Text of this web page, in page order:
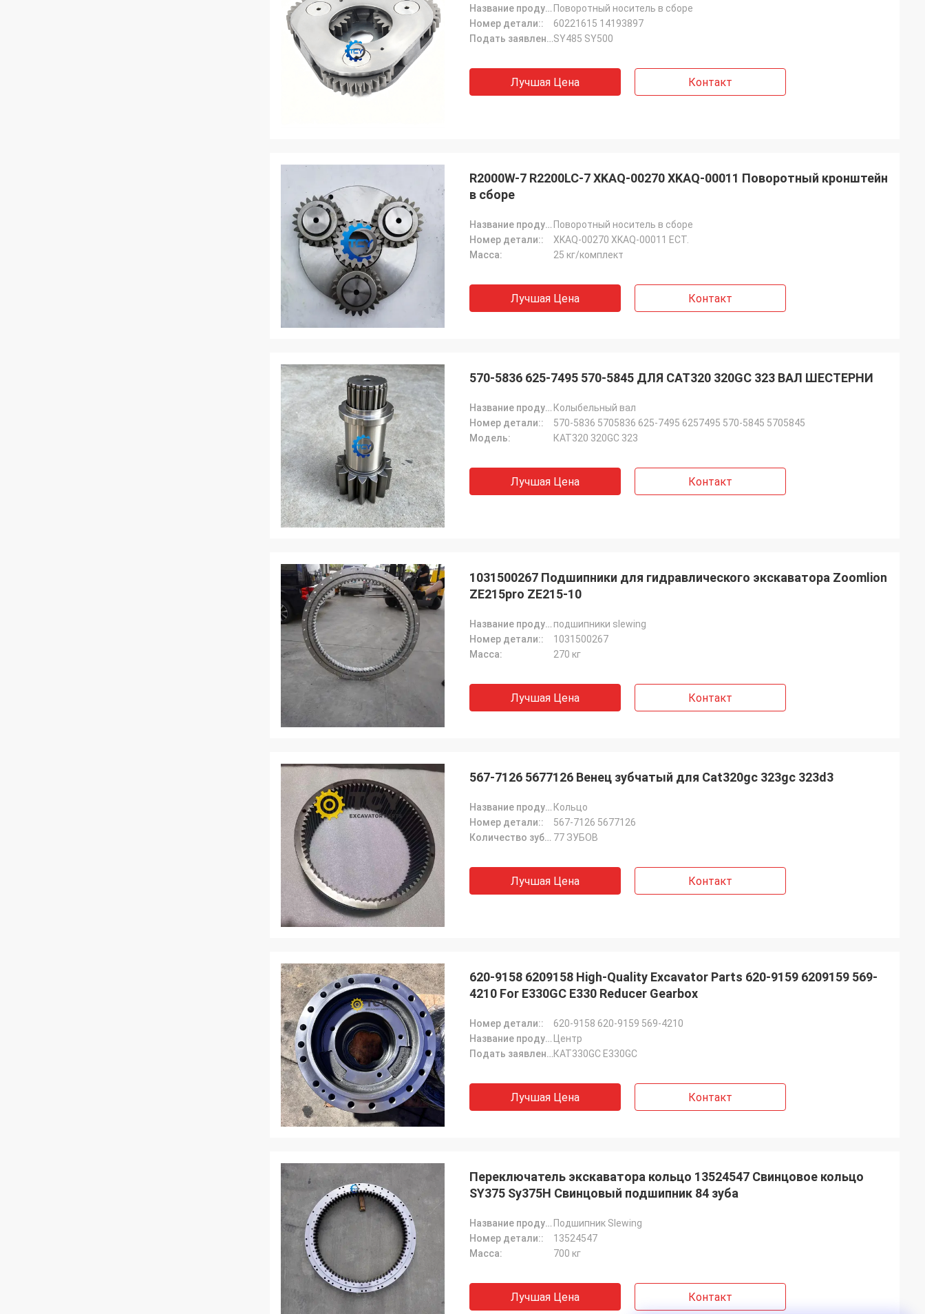
Название продукта:: Поворотный носитель в сборе
Номер детали::
60221615 14193897
Подать заявление:SY485 SY500
Лучшая Цена Контакт
R2000W-7 R2200LC-7 XKAQ-00270 XKAQ-00011 Поворотный кронштейн
в сборе
Название продукта:: Поворотный носитель в сборе
Номер детали::
XKAQ-00270 XKAQ-00011 ECT.
Масса:
25 кг/комплект
Лучшая Цена Контакт
570-5836 625-7495 570-5845 ДЛЯ CAT320 320GC 323 ВАЛ ШЕСТЕРНИ
Название продукта:: Колыбельный вал
Номер детали::
570-5836 5705836 625-7495 6257495 570-5845 5705845
Модель:
КАТ320 320GC 323
Лучшая Цена Контакт
1031500267 Подшипники для гидравлического экскаватора Zoomlion
ZE215pro ZE215-10
Название продукта:: подшипники slewing
Номер детали::
1031500267
Масса:
270 кг
Лучшая Цена Контакт
567-7126 5677126 Венец зубчатый для Cat320gc 323gc 323d3
Название продукта:: Кольцо
Номер детали::
567-7126 5677126
Количество зубов: 77 ЗУБОВ
Лучшая Цена Контакт
620-9158 6209158 High-Quality Excavator Parts 620-9159 6209159 569-
4210 For E330GC E330 Reducer Gearbox
Номер детали::
620-9158 620-9159 569-4210
Название продукта::
Центр
Подать заявление:КАТ330GC E330GC
Лучшая Цена Контакт
Переключатель экскаватора кольцо 13524547 Свинцовое кольцо
SY375 Sy375H Свинцовый подшипник 84 зуба
Название продукта:: Подшипник Slewing
Номер детали::
13524547
Масса:
700 кг
Лучшая Цена Контакт